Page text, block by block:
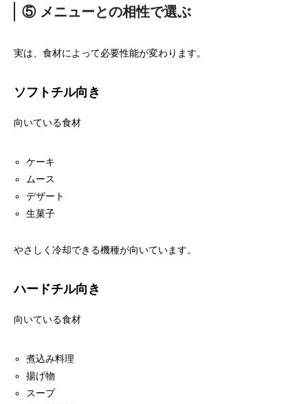
⑤ メニューとの相性で選ぶ
実は、食材によって必要性能が変わります。
ソフトチル向き
向いている食材
ケーキ
ムース
デザート
生菓子
やさしく冷却できる機種が向いています。
ハードチル向き
向いている食材
煮込み料理
揚げ物
スープ